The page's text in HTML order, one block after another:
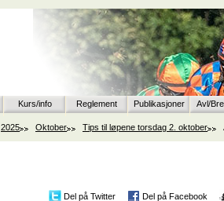
Kurs/info Reglement Publikasjoner Avl/
2025 Oktober Tips til løpene torsdag 2. oktober
Del på Twitter
Del på Facebook